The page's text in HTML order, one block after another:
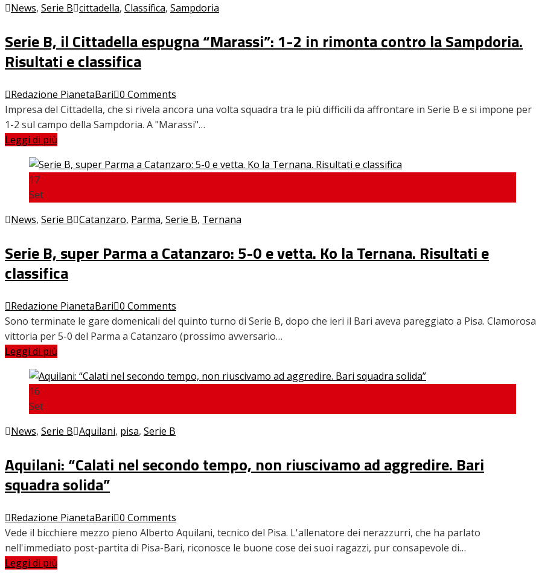
News, Serie B cittadella, Classifica, Sampdoria
Serie B, il Cittadella espugna “Marassi”: 1-2 in rimonta contro la Sampdoria.
Risultati e classifica
Redazione PianetaBari 0 Comments
Impresa del Cittadella, che si rivela ancora una volta squadra tra le più difficili da affrontare in Serie B e si impone per
1-2 sul campo della Sampdoria. A "Marassi"…
Leggi di più
17
Set
News, Serie B Catanzaro, Parma, Serie B, Ternana
Serie B, super Parma a Catanzaro: 5-0 e vetta. Ko la Ternana. Risultati e
classifica
Redazione PianetaBari 0 Comments
Sono terminate le gare domenicali del quinto turno di Serie B, dopo che ieri il Bari aveva pareggiato a Pisa. Clamorosa
vittoria per 5-0 del Parma a Catanzaro (prossimo avversario…
Leggi di più
16
Set
News, Serie B Aquilani, pisa, Serie B
Aquilani: “Calati nel secondo tempo, non riuscivamo ad aggredire. Bari
squadra solida”
Redazione PianetaBari 0 Comments
Vede il bicchiere mezzo pieno Alberto Aquilani, tecnico del Pisa. L'allenatore dei nerazzurri, che ha parlato
nell'immediato post-partita di Pisa-Bari, riconosce le buone cose dei suoi ragazzi, pur consapevole di…
Leggi di più